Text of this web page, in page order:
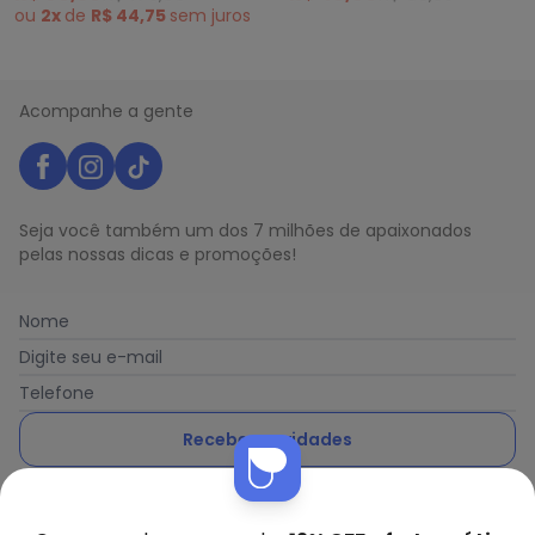
ou 2x de R$ 44,75 sem juros
Acompanhe a gente
Seja você também um dos 7 milhões de apaixonados
pelas nossas dicas e promoções!
Nome
Digite seu e-mail
Telefone
Receber novidades
Ao enviar o cadastro, você concorda com a nossa
Nós utilizamos cookies e tecnologias similares para melhorar sua